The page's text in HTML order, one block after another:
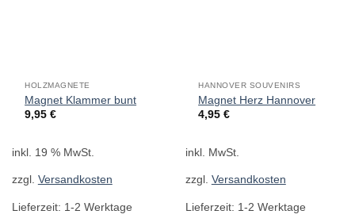
HOLZMAGNETE
Magnet Klammer bunt
9,95€
inkl. 19 % MwSt.
zzgl. Versandkosten
Lieferzeit: 1-2 Werktage
HANNOVER SOUVENIRS
Magnet Herz Hannover
4,95€
inkl. MwSt.
zzgl. Versandkosten
Lieferzeit: 1-2 Werktage